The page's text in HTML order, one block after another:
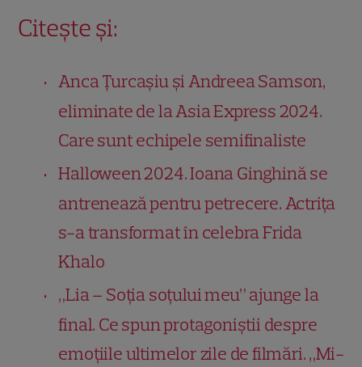
Citește și:
Anca Țurcașiu și Andreea Samson,
eliminate de la Asia Express 2024.
Care sunt echipele semifinaliste
Halloween 2024. Ioana Ginghină se
antrenează pentru petrecere. Actrița
s-a transformat în celebra Frida
Khalo
„Lia – Soţia soţului meu” ajunge la
final. Ce spun protagoniștii despre
emoțiile ultimelor zile de filmări. „Mi-